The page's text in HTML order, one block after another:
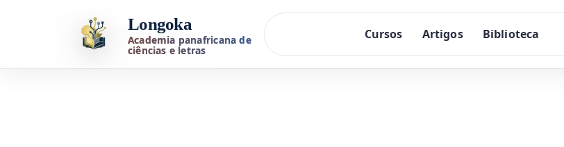
Longoka
Academia panafricana de
ciências e letras
Cursos Artigos Biblioteca